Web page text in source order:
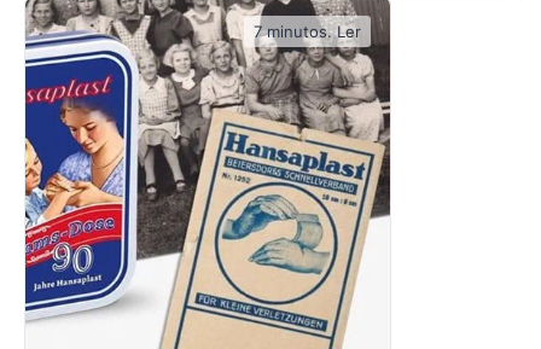
7 minutos. Ler